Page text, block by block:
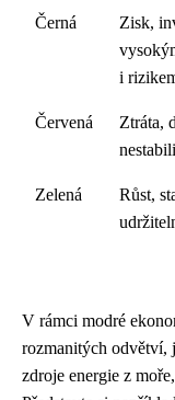
Černá
Zisk,
i
Červená
Ztráta,
Zelená
Růst,
V rámci modré
rozmanitých odvětví,
zdroje energie z